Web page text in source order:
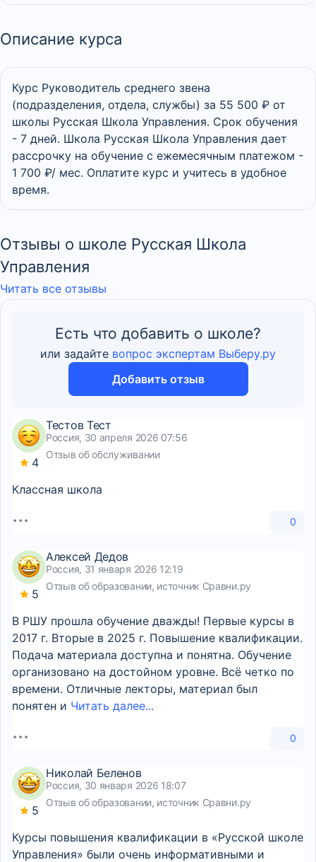
Описание курса
Курс Руководитель среднего звена
(подразделения, отдела, службы) за 55 500 ₽ от
школы Русская Школа Управления. Срок обучения
- 7 дней. Школа Русская Школа Управления дает
рассрочку на обучение с ежемесячным платежом -
1 700 ₽/ мес. Оплатите курс и учитесь в удобное
время.
Отзывы о школе Русская Школа
Управления
Читать все отзывы
Есть что добавить о школе?
или задайте вопрос экспертам Выберу.ру
Добавить отзыв
4
Тестов Тест
Россия, 30 апреля 2026 07:56
Отзыв об обслуживании
Классная школа
0
5
Алексей Дедов
Россия, 31 января 2026 12:19
Отзыв об образовании, источник Сравни.ру
В РШУ прошла обучение дважды! Первые курсы в
2017 г. Вторые в 2025 г. Повышение квалификации.
Подача материала доступна и понятна. Обучение
организовано на достойном уровне. Всё четко по
времени. Отличные лекторы, материал был
понятен и Читать далее...
0
5
Николай Беленов
Россия, 30 января 2026 18:07
Отзыв об образовании, источник Сравни.ру
Курсы повышения квалификации в «Русской школе
Управления» были очень информативными и